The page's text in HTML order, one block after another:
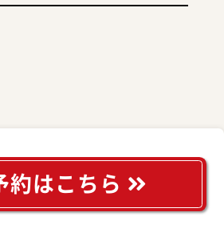
約はこちら